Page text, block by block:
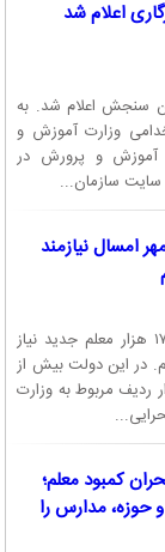
اعلام شد
۱۴۰۳ در سایت سازمان سنجش اعلام شد. به
وزارت آموزش و
آموزش و پرورش در
سایت سازمان...
امسال نیازمند
وزیر آموزش و پرورش با بیان اینکه برای مهر امسال ۱۷۶ هزار معلم جدید نیاز
در این دولت بیش از
استخدامی صادر شده که بیش از ۱۵۰ هزار ردیف مربوط به وزارت
کمبود معلم؛
حوزه‌، مدارس را